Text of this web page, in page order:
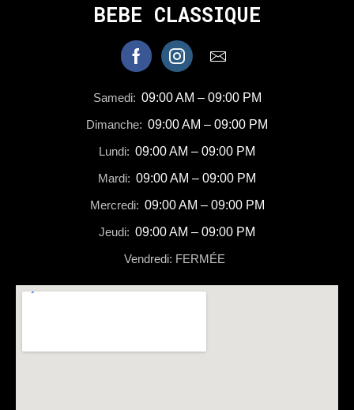
BEBE CLASSIQUE
Samedi: 09:00 AM – 09:00 PM
Dimanche: 09:00 AM – 09:00 PM
Lundi: 09:00 AM – 09:00 PM
Mardi: 09:00 AM – 09:00 PM
Mercredi: 09:00 AM – 09:00 PM
Jeudi: 09:00 AM – 09:00 PM
Vendredi: FERMÉE